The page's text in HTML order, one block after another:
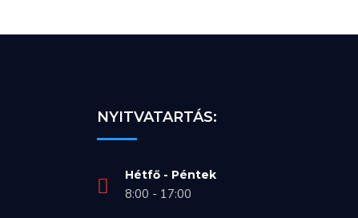
NYITVATARTÁS:
Hétfő - Péntek
8:00 - 17:00